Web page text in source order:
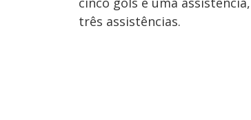
três assistências.